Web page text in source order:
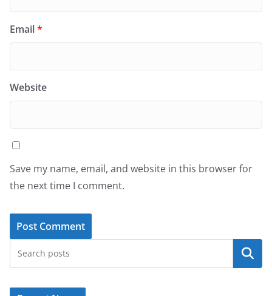
Email*
Website
Save my name, email, and website in this browser for
the next time I comment.
Search